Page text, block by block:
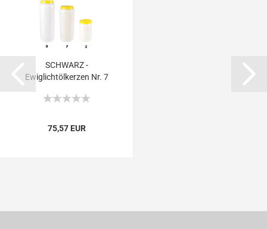
SCHWARZ -
Ewiglichtölkerzen Nr. 7
75,57 EUR